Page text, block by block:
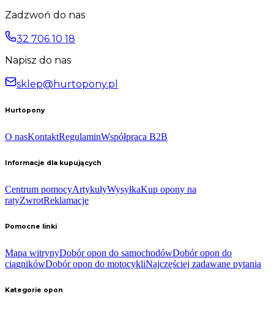
Zadzwoń do nas
32 706 10 18
Napisz do nas
sklep@hurtopony.pl
Hurtopony
O nasKontaktRegulaminWspółpraca B2B
Informacje dla kupujących
Centrum pomocyArtykułyWysyłkaKup opony na
ratyZwrotReklamacje
Pomocne linki
Mapa witrynyDobór opon do samochodówDobór opon do
ciągnikówDobór opon do motocykliNajczęściej zadawane pytania
Kategorie opon